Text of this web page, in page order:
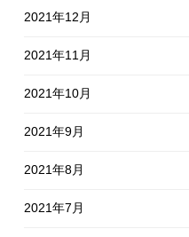
2021年12月
2021年11月
2021年10月
2021年9月
2021年8月
2021年7月